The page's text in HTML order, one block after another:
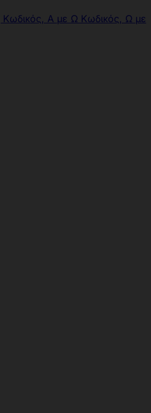
Κωδικός, Α με Ω Κωδικός, Ω με